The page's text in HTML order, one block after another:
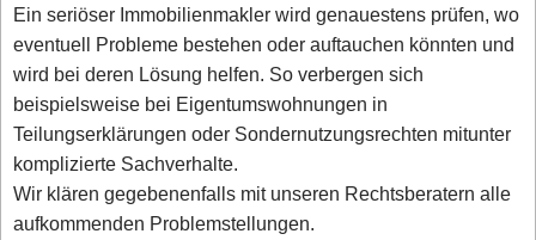
Ein seriöser Immobilienmakler wird genauestens prüfen, wo
eventuell Probleme bestehen oder auftauchen könnten und
wird bei deren Lösung helfen. So verbergen sich
beispielsweise bei Eigentumswohnungen in
Teilungserklärungen oder Sondernutzungsrechten mitunter
komplizierte Sachverhalte.
Wir klären gegebenenfalls mit unseren Rechtsberatern alle
aufkommenden Problemstellungen.